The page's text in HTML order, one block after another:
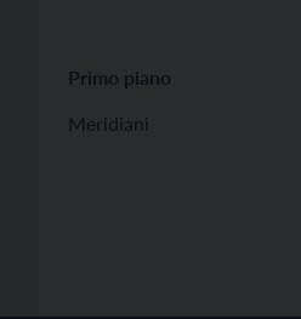
Primo piano
Meridiani